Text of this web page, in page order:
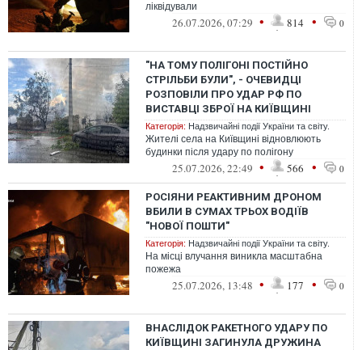
ліквідували
26.07.2026, 07:29 • 814 • 0
"НА ТОМУ ПОЛІГОНІ ПОСТІЙНО
СТРІЛЬБИ БУЛИ", - ОЧЕВИДЦІ
РОЗПОВІЛИ ПРО УДАР РФ ПО
ВИСТАВЦІ ЗБРОЇ НА КИЇВЩИНІ
Категорія: Надзвичайні події України та світу.
Жителі села на Київщині відновлюють
будинки після удару по полігону
25.07.2026, 22:49 • 566 • 0
РОСІЯНИ РЕАКТИВНИМ ДРОНОМ
ВБИЛИ В СУМАХ ТРЬОХ ВОДІЇВ
"НОВОЇ ПОШТИ"
Категорія: Надзвичайні події України та світу.
На місці влучання виникла масштабна
пожежа
25.07.2026, 13:48 • 177 • 0
ВНАСЛІДОК РАКЕТНОГО УДАРУ ПО
КИЇВЩИНІ ЗАГИНУЛА ДРУЖИНА